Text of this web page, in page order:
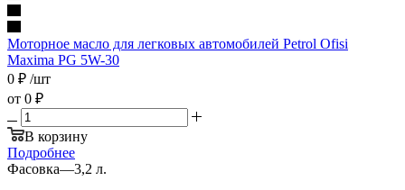
Моторное масло для легковых автомобилей Petrol Ofisi
Maxima PG 5W-30
0 ₽ /шт
от 0 ₽
В корзину
Подробнее
Фасовка—3,2 л.